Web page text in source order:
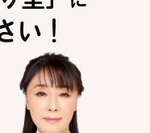
い！